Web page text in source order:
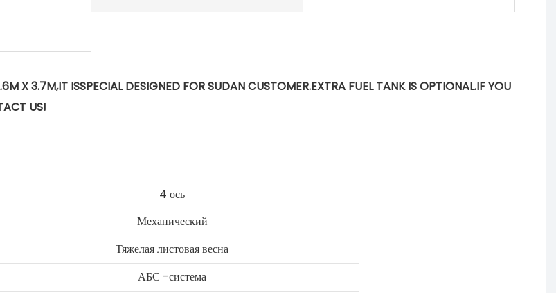
X 3.7M,IT ISSPECIAL DESIGNED FOR SUDAN CUSTOMER.EXTRA FUEL TANK IS OPTIONAL.IF YOU
US!
4 ось
Механический
Тяжелая листовая весна
АБС -система